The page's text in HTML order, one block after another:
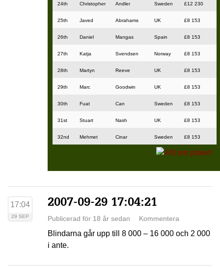
24th Christopher Andler Sweden £12 230
25th Javed Abrahams UK £8 153
26th Daniel Mangas Spain £8 153
27th Katja Svendsen Norway £8 153
28th Martyn Reeve UK £8 153
29th Marc Goodwin UK £8 153
30th Fuat Can Sweden £8 153
31st Stuart Nash UK £8 153
32nd Mehmet Cinar Sweden £8 153
17:04
29 SEP
2007-09-29 17:04:21
Publicerad för 18 år sedan Kommentera
Blindarna går upp till 8 000 – 16 000 och 2 000
i ante.